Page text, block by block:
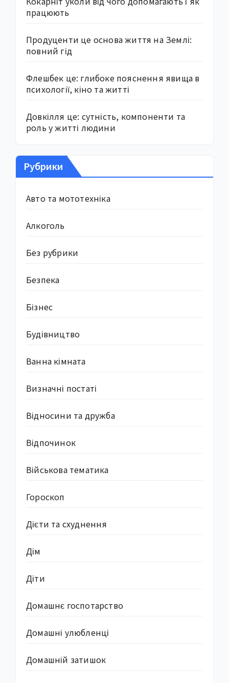
працюють
Продуценти це основа життя на Землі:
повний гід
Флешбек це: глибоке пояснення явища в
психології, кіно та житті
Довкілля це: сутність, компоненти та
роль у житті людини
Рубрики
Авто та мототехніка
Алкоголь
Без рубрики
Безпека
Бізнес
Будівництво
Ванна кімната
Визначні постаті
Відносини та дружба
Відпочинок
Військова тематика
Гороскоп
Дієти та схуднення
Дім
Діти
Домашнє госпотарство
Домашні улюбленці
Домашній затишок